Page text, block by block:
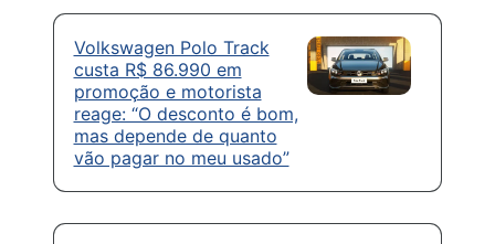
Volkswagen Polo Track
custa R$ 86.990 em
promoção e motorista
reage: “O desconto é bom,
mas depende de quanto
vão pagar no meu usado”